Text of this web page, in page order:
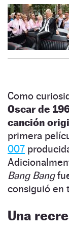
Como
Oscar de
canción
primera
007
Bang Bang
consiguió en
Una